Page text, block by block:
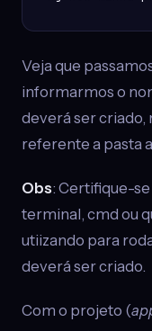
Veja que
informarmos o
deverá ser criado,
referente a pasta
Obs: Certifique-
terminal, cmd ou
utiizando para
deverá ser criado.
Com o projeto (